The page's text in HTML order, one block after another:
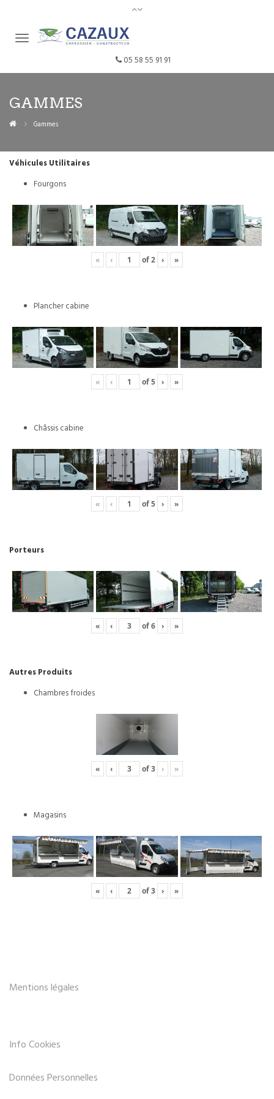
05 58 55 91 91
GAMMES
Gammes
Véhicules Utilitaires
Fourgons
« ‹ of2 › »
Plancher cabine
« ‹ of5 › »
Châssis cabine
« ‹ of5 › »
Porteurs
« ‹ of6 › »
Autres Produits
Chambres froides
« ‹ of3 › »
Magasins
« ‹ of3 › »
Mentions légales
Info Cookies
Données Personnelles